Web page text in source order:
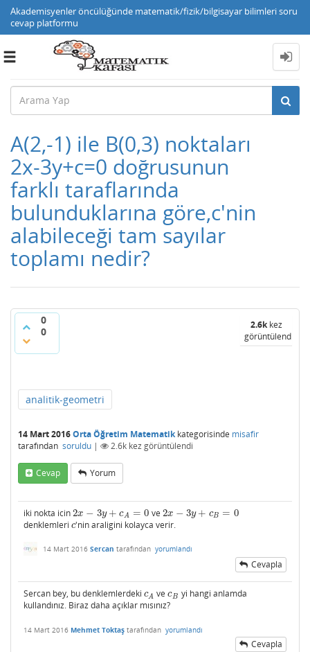
Akademisyenler öncülüğünde matematik/fizik/bilgisayar bilimleri soru
cevap platformu
Toggle
A(2,-1) ile B(0,3) noktaları
2x-3y+c=0 doğrusunun
farklı taraflarında
bulunduklarına göre,c'nin
alabileceği tam sayılar
toplamı nedir?
0
0
2.6kkez
görüntülendi
analitik-geometri
14 Mart 2016Orta Öğretim Matematikkategorisinde misafir
tarafından soruldu | 2.6k kez görüntülendi
Cevap Yorum
iki nokta icin2x − 3y + cA = 0
2x− 3y +cA=0 ve 2x − 3y + cB = 0
2x− 3y +cB=0
denklemleri c
c'nin araligini kolayca verir.
14 Mart 2016 Sercan tarafından yorumlandı
Cevapla
Sercan bey, bu denklemlerdeki cA
cA vecB
cB yi hangi anlamda
kullandınız. Biraz daha açıklar mısınız?
14 Mart 2016 Mehmet Toktaş tarafından yorumlandı
Cevapla